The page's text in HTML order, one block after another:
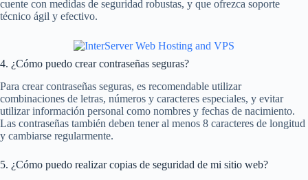
cuente con medidas de seguridad robustas, y que ofrezca soporte
técnico ágil y efectivo.
4. ¿Cómo puedo crear contraseñas seguras?
Para crear contraseñas seguras, es recomendable utilizar
combinaciones de letras, números y caracteres especiales, y evitar
utilizar información personal como nombres y fechas de nacimiento.
Las contraseñas también deben tener al menos 8 caracteres de longitud
y cambiarse regularmente.
5. ¿Cómo puedo realizar copias de seguridad de mi sitio web?